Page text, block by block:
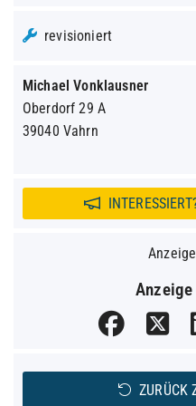
revisioniert
Michael Vonklausner
Oberdorf 29 A
39040 Vahrn
ZURÜCK